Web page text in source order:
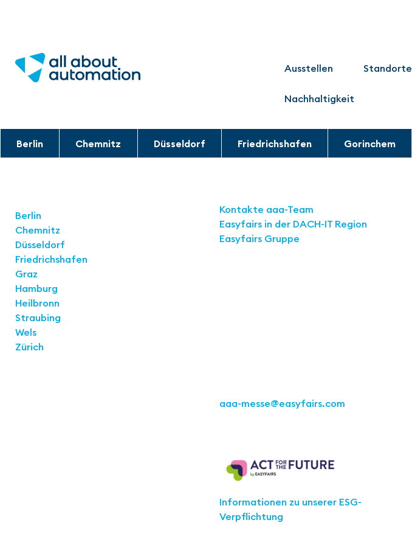
Ausstellen Standorte
Nachhaltigkeit
Berlin Chemnitz Düsseldorf Friedrichshafen Gorinchem
Berlin
Chemnitz
Düsseldorf
Friedrichshafen
Graz
Hamburg
Heilbronn
Straubing
Wels
Zürich
Kontakte aaa-Team
Easyfairs in der DACH-IT Region
Easyfairs Gruppe
aaa-messe@easyfairs.com
Informationen zu unserer ESG-
Verpflichtung